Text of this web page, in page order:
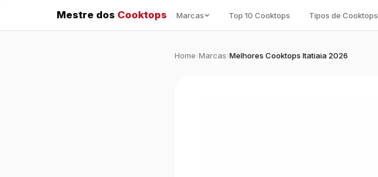
Mestre dos Cooktops Marcas Top 10 Cooktops Tipos de Cooktops
Home›Marcas›Melhores Cooktops Itatiaia 2026